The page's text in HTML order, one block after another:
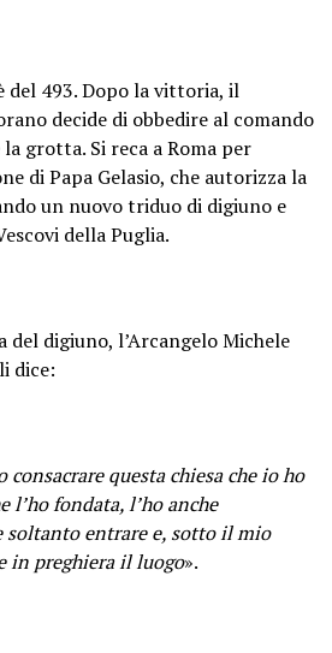
del 493. Dopo la vittoria, il
decide di obbedire al comando
grotta. Si reca a Roma per
di Papa Gelasio, che autorizza la
un nuovo triduo di digiuno e
della Puglia.
digiuno, l’Arcangelo Michele
dice:
questa chiesa che io ho
l’ho fondata, l’ho anche
soltanto entrare e, sotto il mio
in preghiera il luogo».